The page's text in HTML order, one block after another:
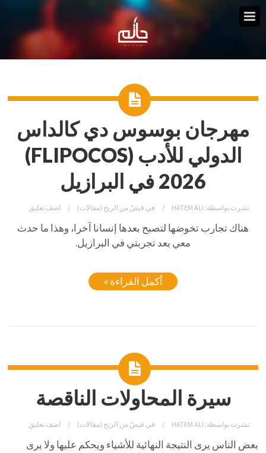
مهرجان بوسوس دي كالداس
الدولي للأدب (FLIPOCOS)
2026 في البرازيل
نشرت بواسطة: HATEM ALI في قبضٌ من الريح (مقالات) اضف تعليق
هناك تجارب تخوضها لتصبح بعدها إنسانا آخرا، وهذا ما حدث
معي بعد تجربتي في البرازيل.
أكمل القراءة »
سيرة المحاولات الناقصة
نشرت بواسطة: HATEM ALI في قبضٌ من الريح (مقالات) اضف تعليق
بعض الناس يرى النتيجة النهائية للأشياء ويحكم عليها ولا يرى